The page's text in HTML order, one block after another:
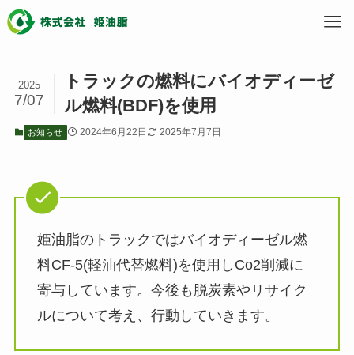
トラックの燃料にバイオディーゼ
ル燃料(BDF)を使用
2025
7/07
お知らせ 2024年6月22日 2025年7月7日
姫油脂のトラックではバイオディーゼル燃
料CF-5(軽油代替燃料)を使用しCo2削減に
寄与しています。今後も脱炭素やリサイク
ルについて考え、行動していきます。